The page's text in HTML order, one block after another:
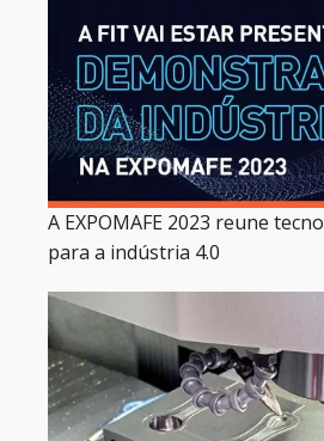
A EXPOMAFE 2023 reune
para a indústria 4.0